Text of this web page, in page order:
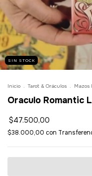
SIN STOCK
Inicio . Tarot & Oráculos . Mazos
Oraculo Romantic
$47.500,00
$38.000,00 con